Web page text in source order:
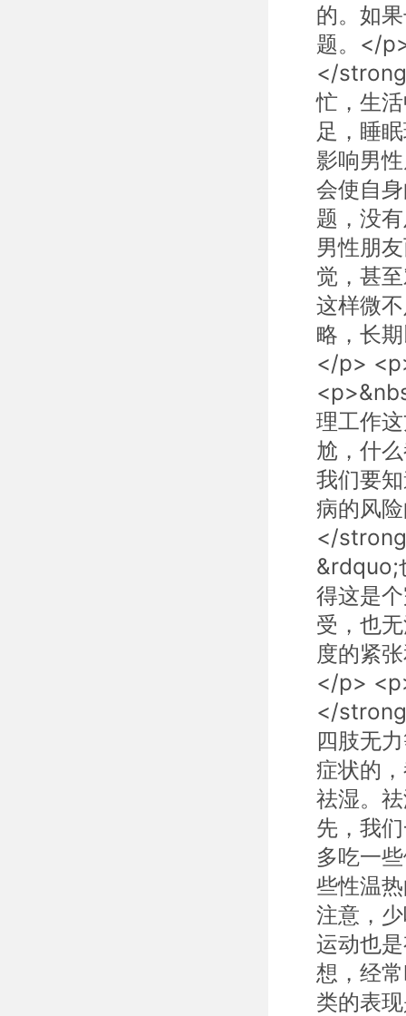
的。如
题。</
</
忙，生
足，睡
影响男
会使自
题，没
男性朋
觉，甚
这样微
略，长
</p>
理工作
尬，什
我们要
病的风
</
&rdquo;
得这是
受，也
度的紧
</p>
</
四肢无
症状的
祛湿。
先，我
多吃一
些性温
注意，
运动也
想，经
类的表